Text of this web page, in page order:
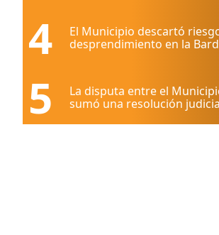
4
El Municipio descartó
desprendimiento en la
5
La disputa entre el
sumó una resolución